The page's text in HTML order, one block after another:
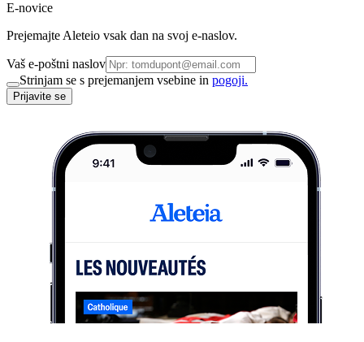
E-novice
Prejemajte Aleteio vsak dan na svoj e-naslov.
Vaš e-poštni naslov
Strinjam se s prejemanjem vsebine in pogoji.
Prijavite se